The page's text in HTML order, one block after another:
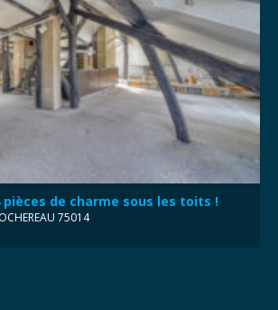
de charme sous les toits !
75014